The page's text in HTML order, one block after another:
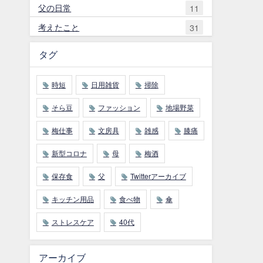
父の日常
11
考えたこと
31
タグ
時短 日用雑貨 掃除
そら豆 ファッション 地場野菜
梅仕事 文房具 雑感 膝痛
新型コロナ 母 梅酒
保存食 父 Twitterアーカイブ
キッチン用品 食べ物 傘
ストレスケア 40代
アーカイブ